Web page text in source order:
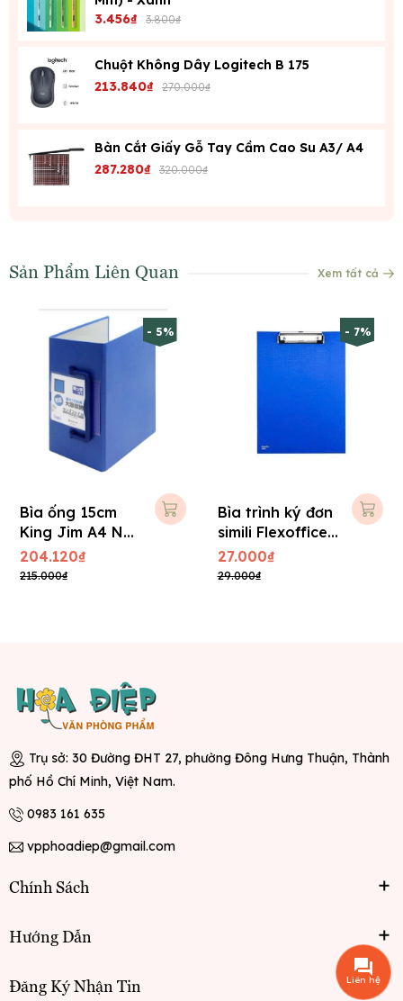
3.456₫ 3.800₫
Chuột Không Dây Logitech B 175
213.840₫ 270.000₫
Bàn Cắt Giấy Gỗ Tay Cầm Cao Su A3/ A4
287.280₫ 320.000₫
Sản Phẩm Liên Quan Xem tất cả
- 5%
Bìa ống 15cm
King Jim A4 No
3515 - 1.500 tờ
204.120₫
215.000₫
- 7%
Bìa trình ký đơn
simili Flexoffice
A4 FO-CB02
27.000₫
29.000₫
Trụ sở: 30 Đường ĐHT 27, phường Đông Hưng Thuận, Thành
phố Hồ Chí Minh, Việt Nam.
0983 161 635
vpphoadiep@gmail.com
Chính Sách
Hướng Dẫn
Đăng Ký Nhận Tin Liên hệ